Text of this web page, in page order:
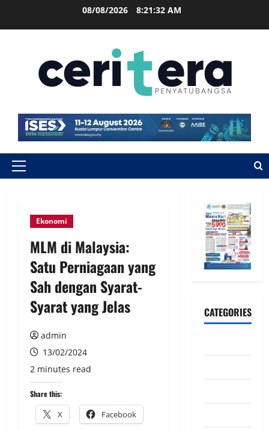
08/08/2026 8:21:33 AM
Ekonomi
MLM di Malaysia:
Satu Perniagaan yang
Sah dengan Syarat-
Syarat yang Jelas
admin
13/02/2024
2 minutes read
Share this:
X Facebook
CATEGORIES